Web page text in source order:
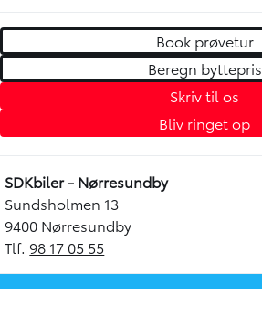
Book prøvetur
Beregn byttepris
Skriv til os
Bliv ringet op
SDKbiler - Nørresundby
Sundsholmen 13
9400 Nørresundby
Tlf.98 17 05 55